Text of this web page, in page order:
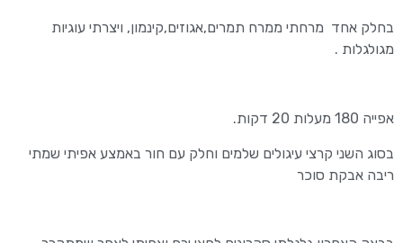
בחלק אחד מרחתי ממרח תמרים,אגוזים,קינמון, ויצרתי עוגיות
מגולגלות .
אפייה 180 מעלות 20 דקות.
בסוג השני קרצי עיגולים שלמים וחלק עם חור באמצע אפיתי שמתי
ריבה אבקת סוכר